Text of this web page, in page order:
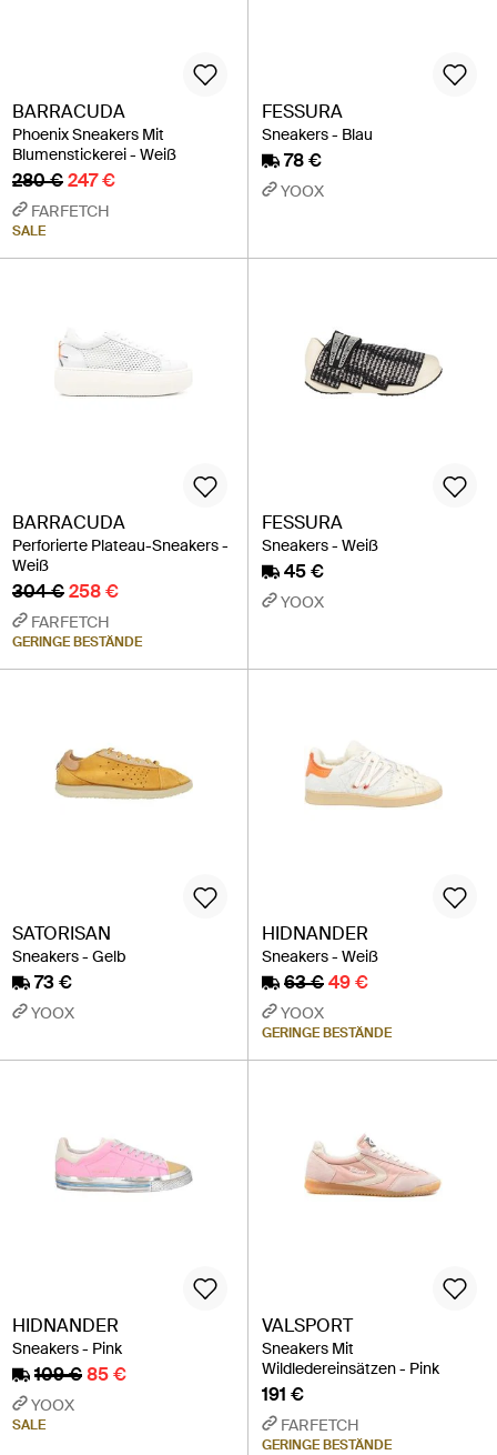
BARRACUDA
Phoenix Sneakers Mit
Blumenstickerei - Weiß
280 €247 €
FARFETCH
SALE
FESSURA
Sneakers - Blau
78 €
YOOX
BARRACUDA
Perforierte Plateau-Sneakers -
Weiß
304 €258 €
FARFETCH
GERINGE BESTÄNDE
FESSURA
Sneakers - Weiß
45 €
YOOX
SATORISAN
Sneakers - Gelb
73 €
YOOX
HIDNANDER
Sneakers - Weiß
63 €49 €
YOOX
GERINGE BESTÄNDE
HIDNANDER
Sneakers - Pink
109 €85 €
YOOX
SALE
VALSPORT
Sneakers Mit
Wildledereinsätzen - Pink
191 €
FARFETCH
GERINGE BESTÄNDE